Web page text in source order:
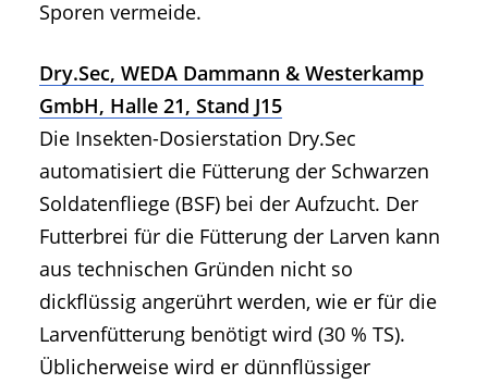
Sporen vermeide.
Dry.Sec, WEDA Dammann & Westerkamp
GmbH, Halle 21, Stand J15
Die Insekten-Dosierstation Dry.Sec
automatisiert die Fütterung der Schwarzen
Soldatenfliege (BSF) bei der Aufzucht. Der
Futterbrei für die Fütterung der Larven kann
aus technischen Gründen nicht so
dickflüssig angerührt werden, wie er für die
Larvenfütterung benötigt wird (30 % TS).
Üblicherweise wird er dünnflüssiger